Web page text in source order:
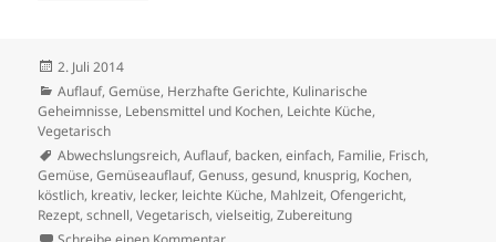
Veröffentlicht
am
2. Juli 2014
Kategorien
Auflauf,Gemüse, Herzhafte Gerichte, Kulinarische
Geheimnisse, Lebensmittel und Kochen, Leichte Küche,
Vegetarisch
Schlagwörter
Abwechslungsreich,Auflauf, backen,einfach, Familie, Frisch,
Gemüse,Gemüseauflauf,Genuss,gesund, knusprig, Kochen,
köstlich, kreativ, lecker, leichte Küche, Mahlzeit,Ofengericht,
Rezept,schnell,Vegetarisch,vielseitig,Zubereitung